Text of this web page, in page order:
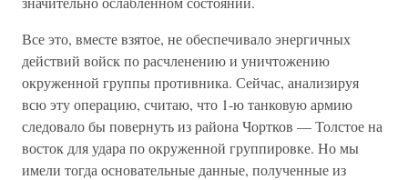
Все это, вместе взятое, не обеспечивало энергичных
действий войск по расчленению и уничтожению
окруженной группы противника. Сейчас, анализируя
всю эту операцию, считаю, что 1-ю танковую ар­мию
следовало бы повернуть из района Чортков — Толстое на
восток для удара по окруженной группировке. Но мы
имели тогда основа­тельные данные, полученные из